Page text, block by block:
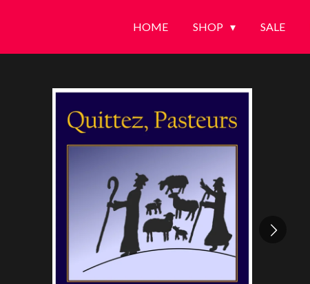
HOME SHOP SALE